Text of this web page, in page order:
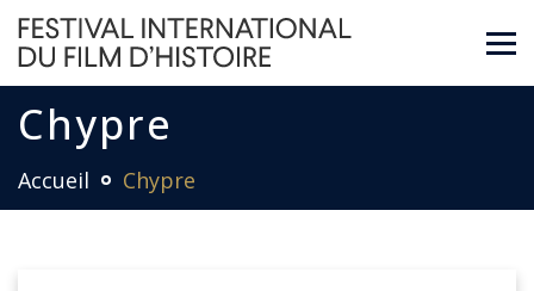
Chypre
Accueil Chypre